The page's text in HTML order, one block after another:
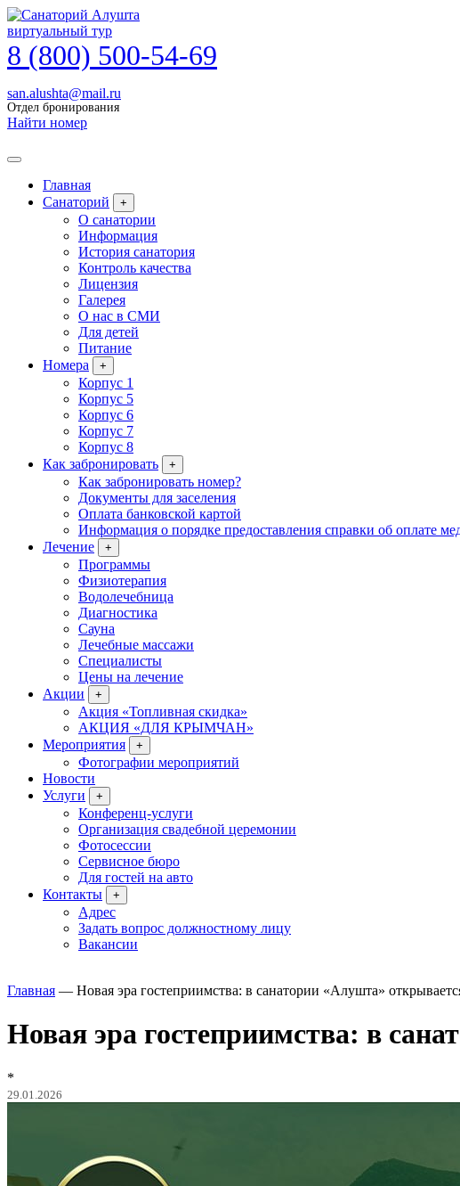
виртуальный тур
8 (800) 500-54-69
san.alushta@mail.ru
Отдел бронирования
Найти номер
Главная
Санаторий
+
О санатории
Информация
История санатория
Контроль качества
Лицензия
Галерея
О нас в СМИ
Для детей
Питание
Номера
+
Корпус 1
Корпус 5
Корпус 6
Корпус 7
Корпус 8
Как забронировать
+
Как забронировать номер?
Документы для заселения
Оплата банковской картой
Информация о порядке предоставления справки об оплате
Лечение
+
Программы
Физиотерапия
Водолечебница
Диагностика
Сауна
Лечебные массажи
Специалисты
Цены на лечение
Акции
+
Акция «Топливная скидка»
АКЦИЯ «ДЛЯ КРЫМЧАН»
Мероприятия
+
Фотографии мероприятий
Новости
Услуги
+
Конференц-услуги
Организация свадебной церемонии
Фотосессии
Сервисное бюро
Для гостей на авто
Контакты
+
Адрес
Задать вопрос должностному лицу
Вакансии
Главная — Новая эра гостеприимства: в санатории «Алушта»
Новая эра гостеприимства: в
*
29.01.2026